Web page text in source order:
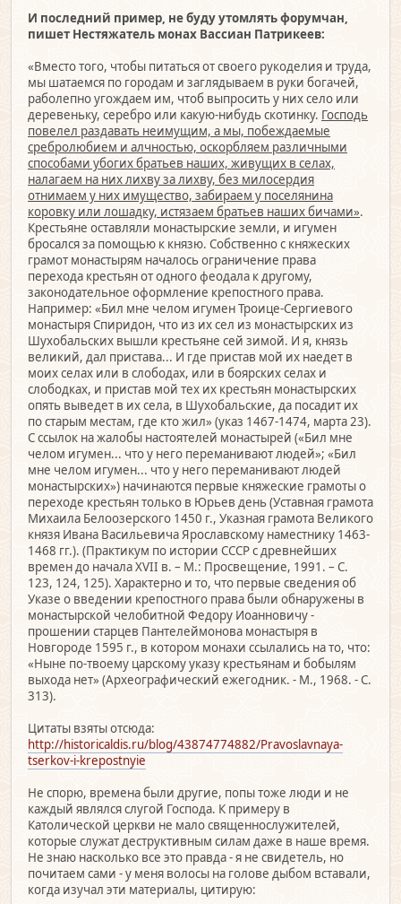
И последний пример, не буду утомлять форумчан,
пишет Нестяжатель монах Вассиан Патрикеев:
«Вместо того, чтобы питаться от своего рукоделия и труда,
мы шатаемся по городам и заглядываем в руки богачей,
раболепно угождаем им, чтоб выпросить у них село или
деревеньку, серебро или какую-нибудь скотинку. Господь
повелел раздавать неимущим, а мы, побеждаемые
сребролюбием и алчностью, оскорбляем различными
способами убогих братьев наших, живущих в селах,
налагаем на них лихву за лихву, без милосердия
отнимаем у них имущество, забираем у поселянина
коровку или лошадку, истязаем братьев наших бичами».
Крестьяне оставляли монастырские земли, и игумен
бросался за помощью к князю. Собственно с княжеских
грамот монастырям началось ограничение права
перехода крестьян от одного феодала к другому,
законодательное оформление крепостного права.
Например: «Бил мне челом игумен Троице-Сергиевого
монастыря Спиридон, что из их сел из монастырских из
Шухобальских вышли крестьяне сей зимой. И я, князь
великий, дал пристава... И где пристав мой их наедет в
моих селах или в слободах, или в боярских селах и
слободках, и пристав мой тех их крестьян монастырских
опять выведет в их села, в Шухобальские, да посадит их
по старым местам, где кто жил» (указ 1467-1474, марта 23).
С ссылок на жалобы настоятелей монастырей («Бил мне
челом игумен... что у него переманивают людей»; «Бил
мне челом игумен... что у него переманивают людей
монастырских») начинаются первые княжеские грамоты о
переходе крестьян только в Юрьев день (Уставная грамота
Михаила Белоозерского 1450 г., Указная грамота Великого
князя Ивана Васильевича Ярославскому наместнику 1463-
1468 гг.). (Практикум по истории СССР с древнейших
времен до начала XVII в. – М.: Просвещение, 1991. – С.
123, 124, 125). Характерно и то, что первые сведения об
Указе о введении крепостного права были обнаружены в
монастырской челобитной Федору Иоанновичу -
прошении старцев Пантелеймонова монастыря в
Новгороде 1595 г., в котором монахи ссылались на то, что:
«Ныне по-твоему царскому указу крестьянам и бобылям
выхода нет» (Археографический ежегодник. - М., 1968. - С.
313).
Цитаты взяты отсюда:
http://historicaldis.ru/blog/43874774882/Pravoslavnaya-
tserkov-i-krepostnyie
Не спорю, времена были другие, попы тоже люди и не
каждый являлся слугой Господа. К примеру в
Католической церкви не мало священнослужителей,
которые служат деструктивным силам даже в наше время.
Не знаю насколько все это правда - я не свидетель, но
почитаем сами - у меня волосы на голове дыбом вставали,
когда изучал эти материалы, цитирую: